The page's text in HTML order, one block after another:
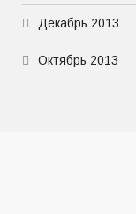
Декабрь 2013
Октябрь 2013